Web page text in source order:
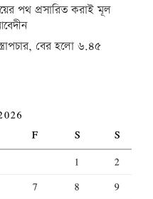
পথ প্রসারিত করাই মূল
বের হলো ৬.৪৫
F S
S
1
2
7 8
9